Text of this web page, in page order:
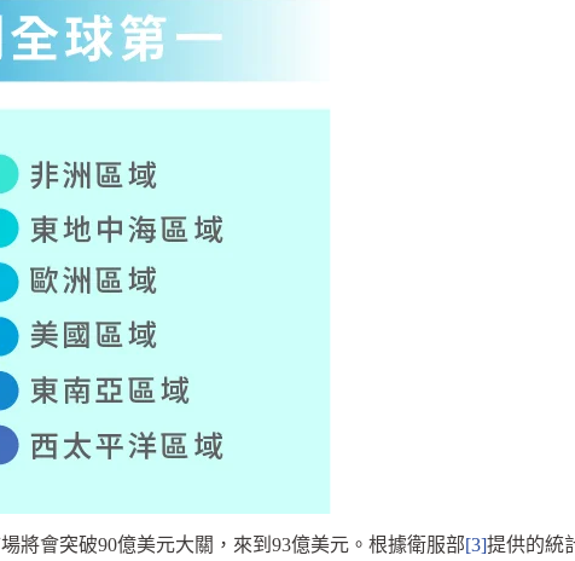
將會突破90億美元大關，來到93億美元。根據衛服部[3]提供的統